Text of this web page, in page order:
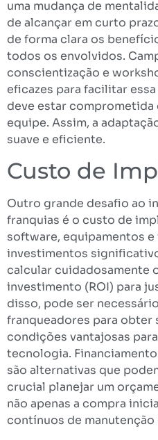
uma mudança de
de alcançar em curto
de forma clara os
todos os envolvidos.
conscientização e
eficazes para facilitar
deve estar comprometida
equipe. Assim, a
suave e eficiente.
Custo de
Outro grande desafio ao
franquias é o custo de
software, equipamentos
investimentos
calcular cuidadosamente
investimento (ROI) para
disso, pode ser
franqueadores para
condições vantajosas
tecnologia.
são alternativas que
crucial planejar um
não apenas a compra
contínuos de manutenção